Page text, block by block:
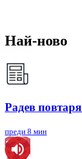
Най-ново
Радев
преди 8 мин